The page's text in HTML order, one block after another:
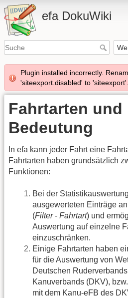
efa DokuWiki
Plugin installed incorrectly.
'siteexport.disabled' to 'siteexport'.
Fahrtarten und
Bedeutung
In efa kann jeder Fahrt eine
Fahrtarten haben grundsätzlich
Funktionen:
Bei der
ausgewerteten Einträge
(Filter - Fahrtart) und
Auswertung auf einzelne
einzuschränken.
Einige Fahrtarten haben
für die Auswertung von
Deutschen
Kanuverbands (DKV),
mit dem Kanu-eFB des